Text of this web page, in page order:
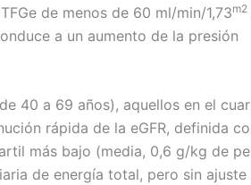
de menos de 60 ml/min/1,73m2
a un aumento de la presión
40 a 69 años), aquellos en el
rápida de la eGFR, definida
más bajo (media, 0,6 g/kg de
de energía total, pero sin